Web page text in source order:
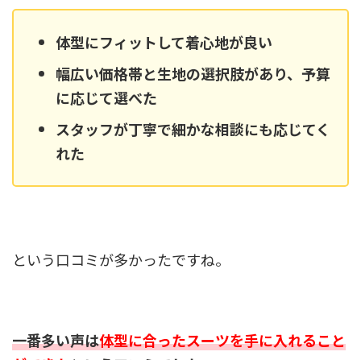
体型にフィットして着心地が良い
幅広い価格帯と生地の選択肢があり、予算
に応じて選べた
スタッフが丁寧で細かな相談にも応じてく
れた
という口コミが多かったですね。
一番多い声は体型に合ったスーツを手に入れること